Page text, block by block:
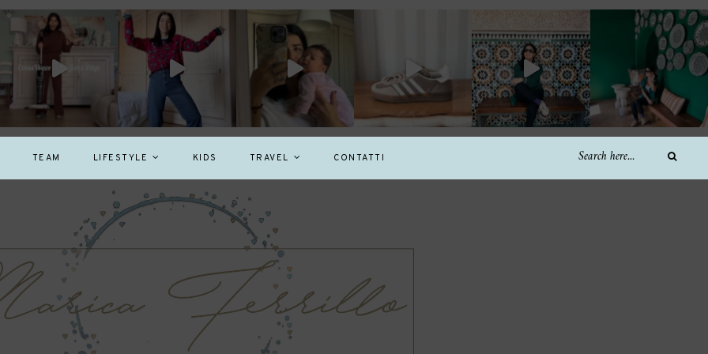
TEAM LIFESTYLE KIDS TRAVEL CONTATTI